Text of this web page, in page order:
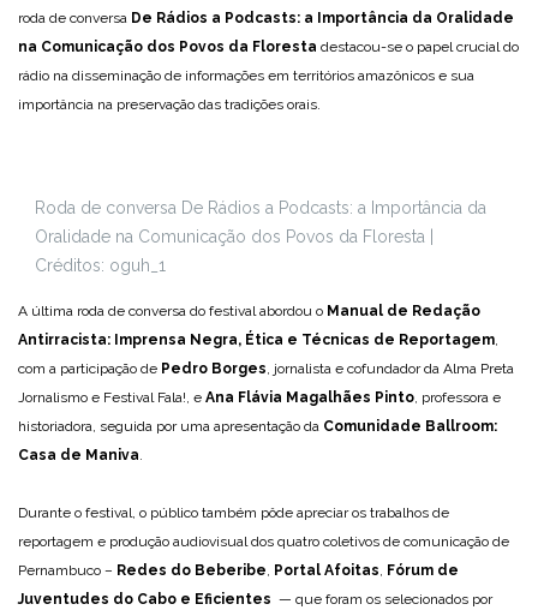
roda de conversa De Rádios a Podcasts: a Importância da Oralidade
na Comunicação dos Povos da Floresta destacou-se o papel crucial do
rádio na disseminação de informações em territórios amazônicos e sua
importância na preservação das tradições orais.
Roda de conversa De Rádios a Podcasts: a Importância da
Oralidade na Comunicação dos Povos da Floresta |
Créditos: oguh_1
A última roda de conversa do festival abordou o Manual de Redação
Antirracista: Imprensa Negra, Ética e Técnicas de Reportagem,
com a participação de Pedro Borges, jornalista e cofundador da Alma Preta
Jornalismo e Festival Fala!, e Ana Flávia Magalhães Pinto, professora e
historiadora, seguida por uma apresentação da Comunidade Ballroom:
Casa de Maniva.
Durante o festival, o público também pôde apreciar os trabalhos de
reportagem e produção audiovisual dos quatro coletivos de comunicação de
Pernambuco – Redes do Beberibe, Portal Afoitas, Fórum de
Juventudes do Cabo e Eficientes — que foram os selecionados por